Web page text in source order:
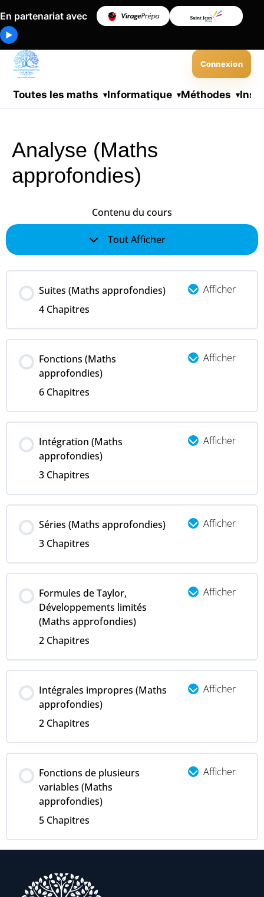
En partenariat avec
▶
Toutes les maths Informatique Méthodes
Connexion
Analyse (Maths
approfondies)
Contenu du cours
Tout Afficher
Suites (Maths approfondies)
4 Chapitres
Afficher
Fonctions (Maths
approfondies)
6 Chapitres
Afficher
Intégration (Maths
approfondies)
3 Chapitres
Afficher
Séries (Maths approfondies)
3 Chapitres
Afficher
Formules de Taylor,
Développements limités
(Maths approfondies)
2 Chapitres
Afficher
Intégrales impropres (Maths
approfondies)
2 Chapitres
Afficher
Fonctions de plusieurs
variables (Maths
approfondies)
5 Chapitres
Afficher